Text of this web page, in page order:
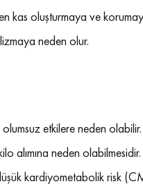
kas oluşturmaya ve
neden olur.
etkilere neden
alımına neden
kardiyometabolik risk